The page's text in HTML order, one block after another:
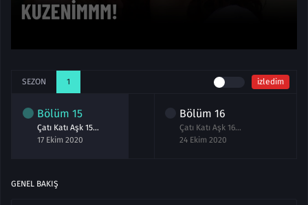
SEZON 1 izledim
Bölüm 15
Çatı Katı Aşk 15.Bölüm izle Full
17 Ekim 2020
Bölüm 16
Çatı Katı Aşk 16.Bölüm Final izle
24 Ekim 2020
GENEL BAKIŞ